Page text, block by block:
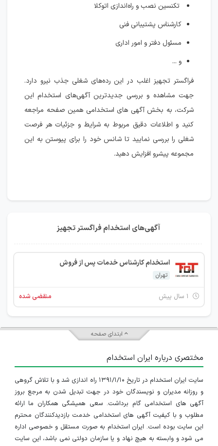
تکنسین نصب و راه‌اندازی اتوکلا
کارشناس پشتیبانی فنی
مسئول دفتر و امور اداری
و ...
فراگستر تجهیز اغلب در این رده‌های شغلی جذب نیرو دارد.
جهت مشاهده و بررسی جدیدترین آگهی‌های استخدام این
شرکت، به بخش آگهی های استخدامی همین صفحه مراجعه
کنید و اطلاعات دقیق مربوط به شرایط و جزئیات هر فرصت
شغلی را بررسی نمایید تا شانس خود را برای پیوستن به این
مجموعه پیشرو افزایش دهید.
آگهی‌های استخدام فراگستر تجهیز
استخدام کارشناس خدمات پس از فروش
تهران
منقضی شده
ابتدای صفحه
مختصری درباره ایران استخدام
سایت ایران استخدام در تاریخ ۱۳۹۱/۱/۱۰ راه اندازی شد و با تلاش گروهی
و روزانه مدیران و نویسندگان خود در جهت تبدیل شدن به مرجع بروز
آگهی های استخدامی گام برداشت. سعی همیشگی همکاران ما ارائه
مطلوب و با کیفیت آگهی های استخدامی خدمت بازدیدکنندگان محترم
این سایت بوده است. ایران استخدام به صورت مستقل و خصوصی اداره
می شود و وابسته به هیچ نهاد و یا سازمان دولتی نمی باشد، این سایت